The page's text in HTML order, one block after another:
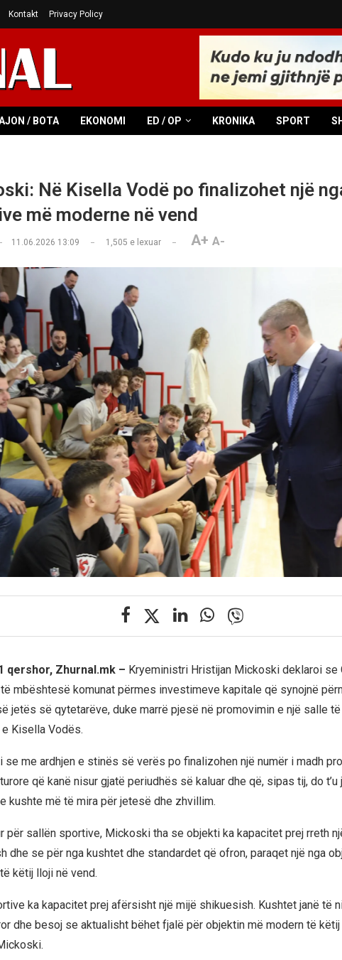
Kontakt Privacy Policy
/ BOTA EKONOMI ED / OP KRONIKA SPORT
Në Kisella Vodë po finalizohet një
më moderne në vend
11.06.2026 13:09 1,505 e lexuar A+ A-
qershor, Zhurnal.mk – Kryeministri Hristijan Mickoski deklaroi se
mbështesë komunat përmes investimeve kapitale që synojnë
jetës së qytetarëve, duke marrë pjesë në promovimin e një salle
e Kisella Vodës.
se me ardhjen e stinës së verës po finalizohen një numër i madh
që kanë nisur gjatë periudhës së kaluar dhe që, sipas tij, do t’u
kushte më të mira për jetesë dhe zhvillim.
për sallën sportive, Mickoski tha se objekti ka kapacitet prej rreth
dhe se për nga kushtet dhe standardet që ofron, paraqet një nga
këtij lloji në vend.
ka kapacitet prej afërsisht një mijë shikuesish. Kushtet janë të
dhe besoj se aktualisht bëhet fjalë për objektin më modern të këtij